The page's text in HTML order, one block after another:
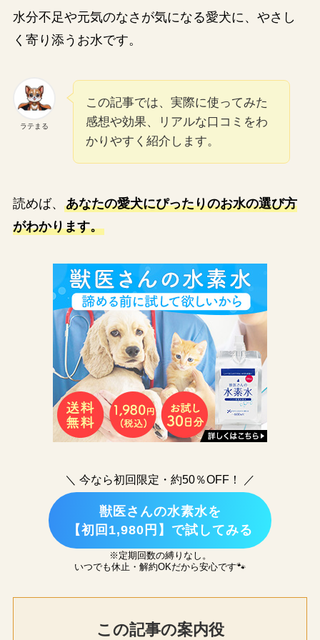
水分不足や元気のなさが気になる愛犬に、やさし
く寄り添うお水です。
ラテまる
この記事では、実際に使ってみた
感想や効果、リアルな口コミをわ
かりやすく紹介します。
読めば、 あなたの愛犬にぴったりのお水の選び方
がわかります。
＼ 今なら初回限定・約50％OFF！ ／
獣医さんの水素水を
【初回1,980円】で試してみる
※定期回数の縛りなし。
いつでも休止・解約OKだから安心です🐾
この記事の案内役